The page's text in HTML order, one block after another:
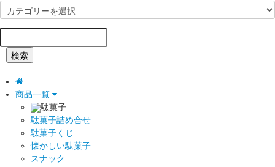
検索
商品一覧
駄菓子
駄菓子詰め合せ
駄菓子くじ
懐かしい駄菓子
スナック